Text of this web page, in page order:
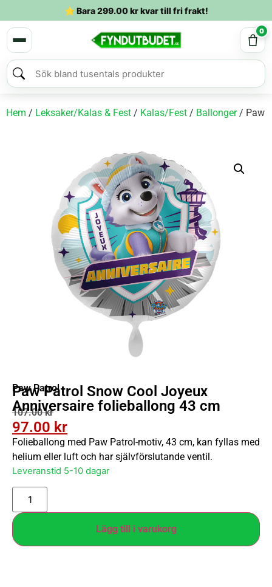
⭐ Bara299.00krkvar till fri frakt!
0
Hem / Leksaker/Kalas & Fest / Kalas/Fest / Ballonger/ Paw
Paw Patrol
Paw Patrol Snow Cool Joyeux
Anniversaire folieballong 43 cm
107.00kr
97.00 kr
Folieballong med Paw Patrol-motiv, 43 cm, kan fyllas med
helium eller luft och har självförslutande ventil.
Leveranstid 5-10 dagar
Lägg till i varukorg